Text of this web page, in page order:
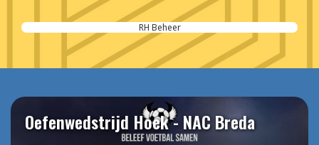
RH Beheer
Oefenwedstrijd Hoek - NAC Breda